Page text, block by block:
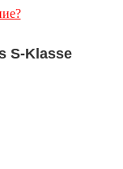
S-Klasse